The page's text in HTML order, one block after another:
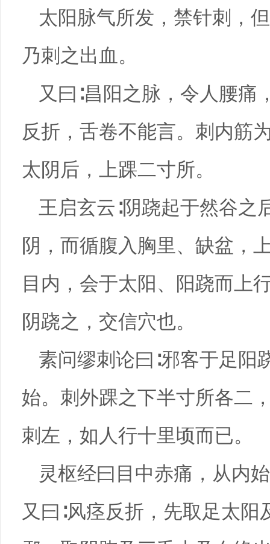
太阳脉气所发，禁针刺，
乃刺之出血。
又曰∶昌阳之脉，令人腰
反折，舌卷不能言。刺内筋
太阴后，上踝二寸所。
王启玄云∶阴跷起于然谷之
阴，而循腹入胸里、缺盆，
目内，会于太阳、阳跷而上
阴跷之，交信穴也。
素问缪刺论曰∶邪客于足阳
始。刺外踝之下半寸所各二
刺左，如人行十里顷而已。
灵枢经曰目中赤痛，从内
又曰∶风痉反折，先取足太